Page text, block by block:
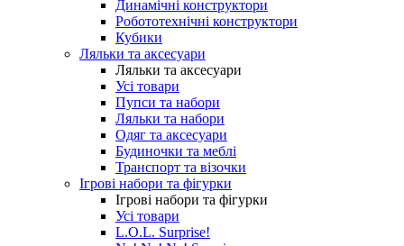
Динамічні конструктори
Робототехнічні конструктори
Кубики
Ляльки та аксесуари
Ляльки та аксесуари
Усі товари
Пупси та набори
Ляльки та набори
Одяг та аксесуари
Будиночки та меблі
Транспорт та візочки
Ігрові набори та фігурки
Ігрові набори та фігурки
Усі товари
L.O.L. Surprise!